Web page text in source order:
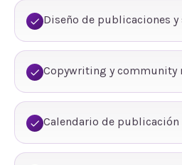
Diseño de publicaciones y
Copywriting y community
Calendario de publicación